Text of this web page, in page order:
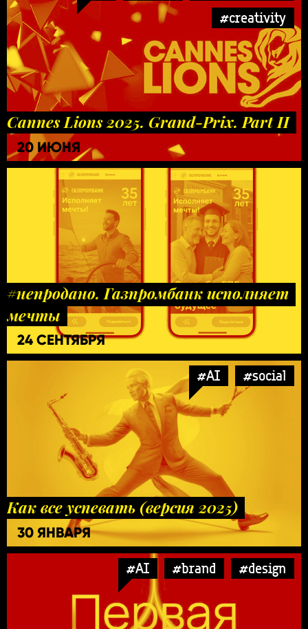
#creativity
Cannes Lions 2025. Grand-Prix. Part II
20 ИЮНЯ
#непродано. Газпромбанк исполняет
мечты
24 СЕНТЯБРЯ
#AI #social
Как все успевать (версия 2025)
30 ЯНВАРЯ
#AI #brand #design